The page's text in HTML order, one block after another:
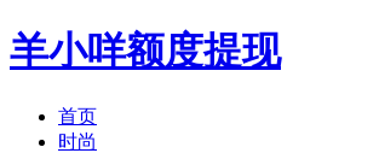
羊小咩额度提现
首页
时尚